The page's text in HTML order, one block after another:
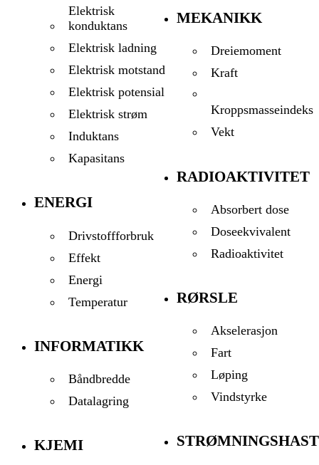
Elektrisk
konduktans
Elektrisk ladning
Elektrisk motstand
Elektrisk potensial
Elektrisk strøm
Induktans
Kapasitans
ENERGI
Drivstoffforbruk
Effekt
Energi
Temperatur
INFORMATIKK
Båndbredde
Datalagring
KJEMI
MEKANIKK
Dreiemoment
Kraft
Kroppsmasseindeks
Vekt
RADIOAKTIVITET
Absorbert dose
Doseekvivalent
Radioaktivitet
RØRSLE
Akselerasjon
Fart
Løping
Vindstyrke